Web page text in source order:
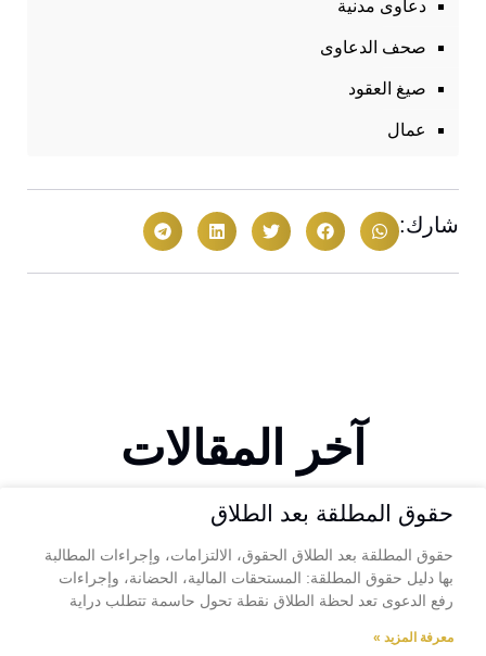
دعاوى مدنية
صحف الدعاوى
صيغ العقود
عمال
شارك:
آخر المقالات
حقوق المطلقة بعد الطلاق
حقوق المطلقة بعد الطلاق الحقوق، الالتزامات، وإجراءات المطالبة
بها دليل حقوق المطلقة: المستحقات المالية، الحضانة، وإجراءات
رفع الدعوى تعد لحظة الطلاق نقطة تحول حاسمة تتطلب دراية
معرفة المزيد »